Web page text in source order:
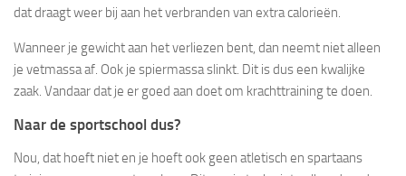
dat draagt weer bij aan het verbranden van extra calorieën.
Wanneer je gewicht aan het verliezen bent, dan neemt niet alleen
je vetmassa af. Ook je spiermassa slinkt. Dit is dus een kwalijke
zaak. Vandaar dat je er goed aan doet om krachttraining te doen.
Naar de sportschool dus?
Nou, dat hoeft niet en je hoeft ook geen atletisch en spartaans